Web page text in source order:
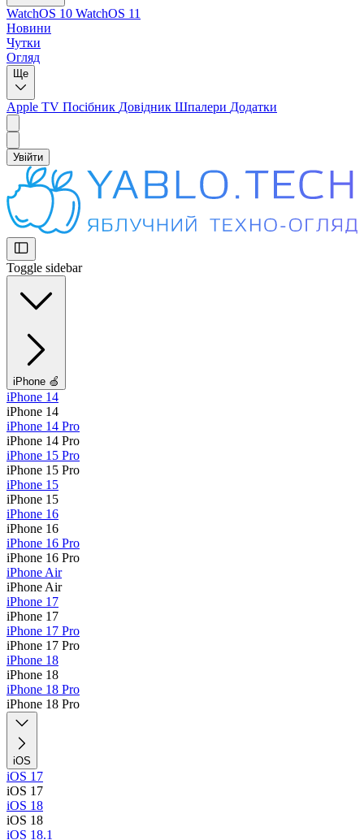
WatchOS 10 WatchOS 11
Новини
Чутки
Огляд
Ще
Apple TV Посібник Довідник Шпалери Додатки
Увійти
Toggle sidebar
iPhone 🍏
iPhone 14
iPhone 14
iPhone 14 Pro
iPhone 14 Pro
iPhone 15 Pro
iPhone 15 Pro
iPhone 15
iPhone 15
iPhone 16
iPhone 16
iPhone 16 Pro
iPhone 16 Pro
iPhone Air
iPhone Air
iPhone 17
iPhone 17
iPhone 17 Pro
iPhone 17 Pro
iPhone 18
iPhone 18
iPhone 18 Pro
iPhone 18 Pro
iOS
iOS 17
iOS 17
iOS 18
iOS 18
iOS 18.1